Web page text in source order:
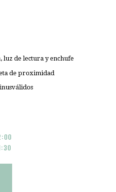
luz de lectura y enchufe
de proximidad